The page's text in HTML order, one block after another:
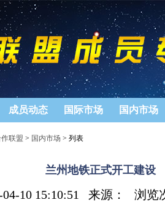
成员动态 国际市场 国内市场
联盟 > 国内市场 > 列表
兰州地铁正式开工建设
04-10 15:10:51 来源： 浏览